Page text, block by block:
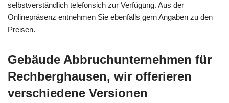
selbstverständlich telefonsich zur Verfügung. Aus der
Onlinepräsenz entnehmen Sie ebenfalls gern Angaben zu den
Preisen.
Gebäude Abbruchunternehmen für
Rechberghausen, wir offerieren
verschiedene Versionen